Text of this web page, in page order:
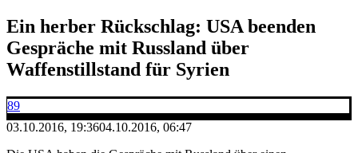
Ein herber Rückschlag: USA beenden
Gespräche mit Russland über
Waffenstillstand für Syrien
89
03.10.2016, 19:3604.10.2016, 06:47